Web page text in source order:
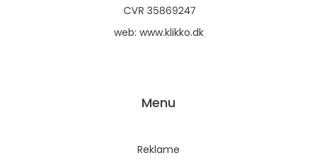
web: www.klikko.dk
Menu
Reklame